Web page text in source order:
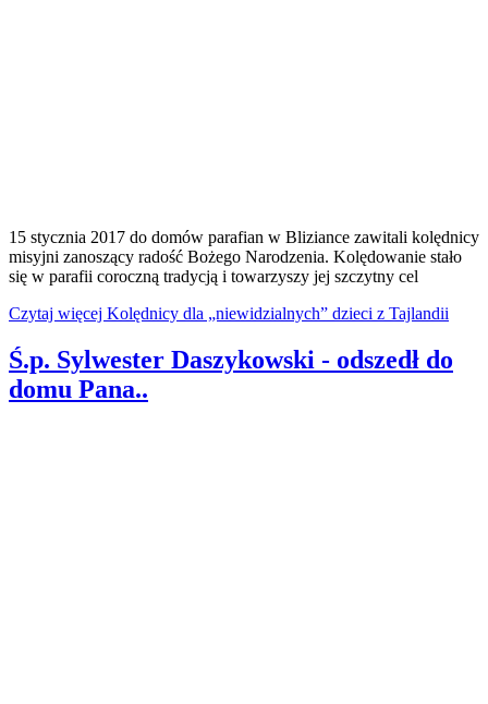
15 stycznia 2017 do domów parafian w Bliziance zawitali kolędnicy
misyjni zanoszący radość Bożego Narodzenia. Kolędowanie stało
się w parafii coroczną tradycją i towarzyszy jej szczytny cel
Czytaj więcej Kolędnicy dla „niewidzialnych” dzieci z Tajlandii
Ś.p. Sylwester Daszykowski - odszedł do
domu Pana..